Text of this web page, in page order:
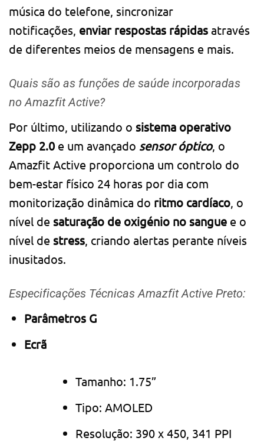
música do telefone, sincronizar
notificações, enviar respostas rápidas através
de diferentes meios de mensagens e mais.
Quais são as funções de saúde incorporadas
no Amazfit Active?
Por último, utilizando o sistema operativo
Zepp 2.0 e um avançado sensor óptico, o
Amazfit Active proporciona um controlo do
bem-estar físico 24 horas por dia com
monitorização dinâmica do ritmo cardíaco , o
nível de saturação de oxigénio no sangue e o
nível de stress , criando alertas perante níveis
inusitados.
Especificações Técnicas Amazfit Active Preto:
Parâmetros G
Ecrã
Tamanho: 1.75”
Tipo: AMOLED
Resolução: 390 x 450, 341 PPI